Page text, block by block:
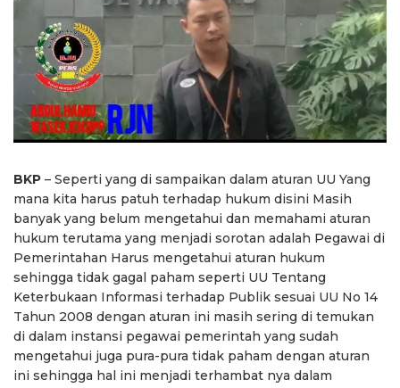
BKP – Seperti yang di sampaikan dalam aturan UU Yang
mana kita harus patuh terhadap hukum disini Masih
banyak yang belum mengetahui dan memahami aturan
hukum terutama yang menjadi sorotan adalah Pegawai di
Pemerintahan Harus mengetahui aturan hukum
sehingga tidak gagal paham seperti UU Tentang
Keterbukaan Informasi terhadap Publik sesuai UU No 14
Tahun 2008 dengan aturan ini masih sering di temukan
di dalam instansi pegawai pemerintah yang sudah
mengetahui juga pura-pura tidak paham dengan aturan
ini sehingga hal ini menjadi terhambat nya dalam